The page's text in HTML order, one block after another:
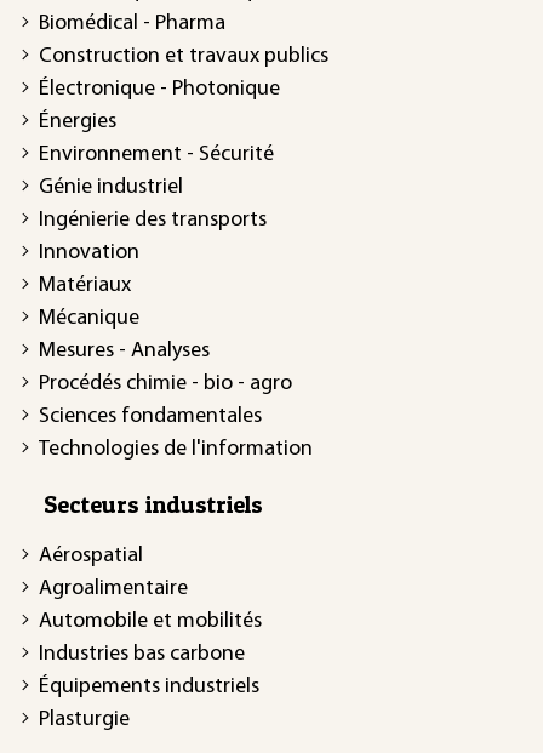
Biomédical - Pharma
Construction et travaux publics
Électronique - Photonique
Énergies
Environnement - Sécurité
Génie industriel
Ingénierie des transports
Innovation
Matériaux
Mécanique
Mesures - Analyses
Procédés chimie - bio - agro
Sciences fondamentales
Technologies de l'information
Secteurs industriels
Aérospatial
Agroalimentaire
Automobile et mobilités
Industries bas carbone
Équipements industriels
Plasturgie